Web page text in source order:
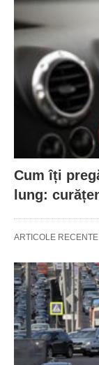
Cum îți
lung:
ARTICOLE RECENTE